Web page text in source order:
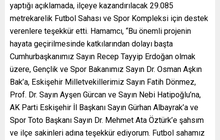
yaptığı açıklamada, ilçeye kazandırılacak 29.085
metrekarelik Futbol Sahası ve Spor Kompleksi için destek
verenlere teşekkür etti. Hamamcı, “Bu önemli projenin
hayata geçirilmesinde katkılarından dolayı başta
Cumhurbaşkanımız Sayın Recep Tayyip Erdoğan olmak
üzere, Gençlik ve Spor Bakanımız Sayın Dr. Osman Aşkın
Bak’a, Eskişehir Milletvekillerimiz Sayın Fatih Dönmez,
Prof. Dr. Sayın Ayşen Gürcan ve Sayın Nebi Hatipoğlu’na,
AK Parti Eskişehir İl Başkanı Sayın Gürhan Albayrak’a ve
Spor Toto Başkanı Sayın Dr. Mehmet Ata Öztürk’e şahsım
ve ilçe sakinleri adına teşekkür ediyorum. Futbol sahamız